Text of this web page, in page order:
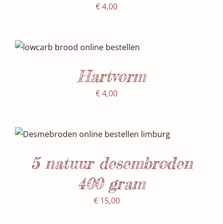
€4,00
SELECTEER DATUM(S) /
Hartvorm
€4,00
SELECTEER DATUM(S) /
5 natuur desembroden
400 gram
€15,00